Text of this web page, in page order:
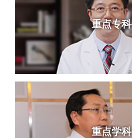
重点专科
重点学科